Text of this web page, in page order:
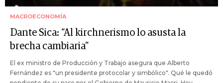
MACROECONOMÍA
Dante Sica: “Al kirchnerismo lo asusta la
brecha cambiaria"
El ex ministro de Producción y Trabajo asegura que Alberto
Fernández es "un presidente protocolar y simbólico". Qué le quedó